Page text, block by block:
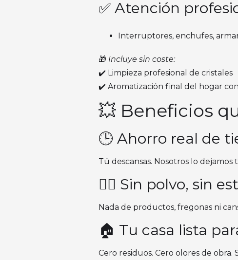
✅ Atención
Interruptores, enchufes,
🎁 Incluye sin coste:
✔️ Limpieza profesional de cristales
✔️ Aromatización final del hogar
💥 Beneficios
🕒 Ahorro real de
Tú descansas. Nosotros lo
🧘‍♀️ Sin polvo, sin
Nada de productos, fregonas ni
🏠 Tu casa lista
Cero residuos. Cero olores de obra.